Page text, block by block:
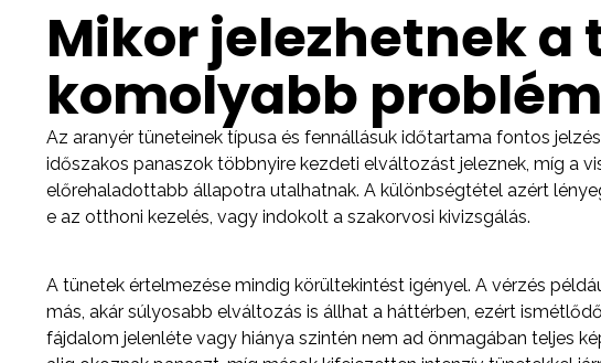
Mikor jelezhetnek a
komolyabb
Az aranyér tüneteinek típusa és fennállásuk időtartama fontos
időszakos panaszok többnyire kezdeti elváltozást jeleznek, míg a
előrehaladottabb állapotra utalhatnak. A különbségtétel azért
e az otthoni kezelés, vagy indokolt a szakorvosi kivizsgálás.
A tünetek értelmezése mindig körültekintést igényel. A vérzés
más, akár súlyosabb elváltozás is állhat a háttérben, ezért
fájdalom jelenléte vagy hiánya szintén nem ad önmagában teljes